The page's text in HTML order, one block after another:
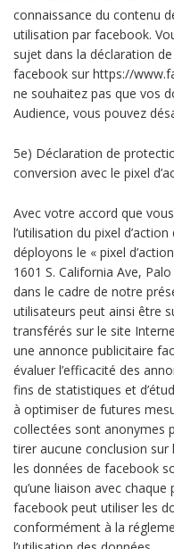
connaissance du contenu
utilisation par facebook.
sujet dans la déclaration
facebook sur https://
ne souhaitez pas que vos
Audience, vous pouvez
5e) Déclaration de
conversion avec le pixel
Avec votre accord que
l’utilisation du pixel
déployons le « pixel
1601 S. California Ave,
dans le cadre de notre
utilisateurs peut ainsi être
transférés sur le site
une annonce publicitaire
évaluer l’efficacité des
fins de statistiques et
à optimiser de futures
collectées sont anonymes
tirer aucune conclusion sur
les données de facebook
qu’une liaison avec
facebook peut utiliser les
conformément à la